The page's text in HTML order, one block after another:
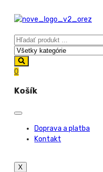
0
Košík
Doprava a platba
Kontakt
X